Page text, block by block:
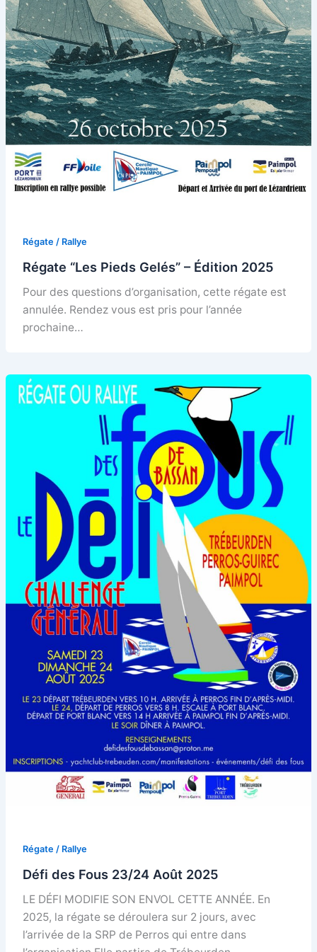
Régate / Rallye
Régate “Les Pieds Gelés” – Édition 2025
Pour des questions d’organisation, cette régate est
annulée. Rendez vous est pris pour l’année
prochaine…
Régate / Rallye
Défi des Fous 23/24 Août 2025
LE DÉFI MODIFIE SON ENVOL CETTE ANNÉE. En
2025, la régate se déroulera sur 2 jours, avec
l’arrivée de la SRP de Perros qui entre dans